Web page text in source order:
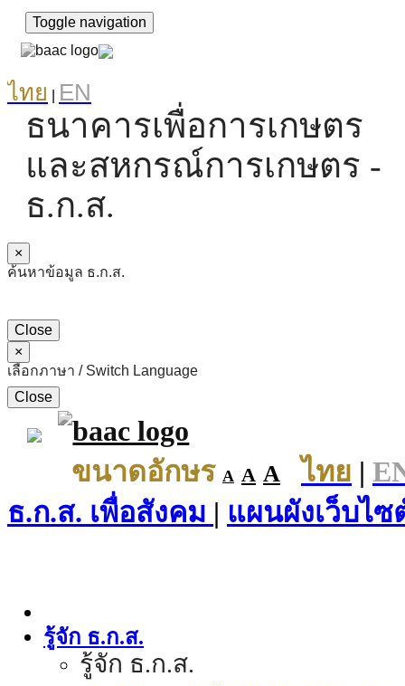
Toggle navigation
ไทย EN
ธนาคารเพื่อการเกษตร
และสหกรณ์การเกษตร -
ธ.ก.ส.
×
ค้นหาข้อมูล ธ.ก.ส.
Close
×
เลือกภาษา / Switch Language
Close
ขนาดอักษร A A A ไทย |
ธ.ก.ส. เพื่อสังคม | แผนผังเว็บไซ
รู้จัก ธ.ก.ส.
รู้จัก ธ.ก.ส.